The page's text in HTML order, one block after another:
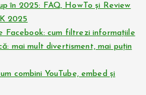
în 2025: FAQ, HowTo și Review
2025
Facebook: cum filtrezi informațiile
mai mult divertisment, mai puțin
combini YouTube, embed și